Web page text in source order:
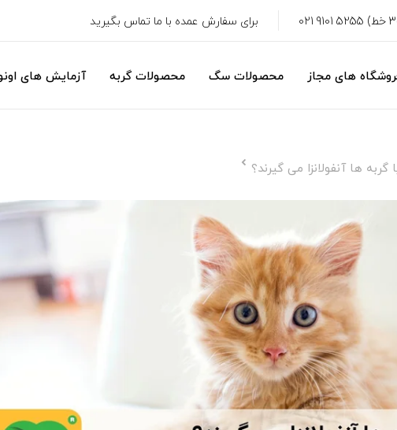
برای سفارش عمده با ما تماس بگیرید
های مجاز محصولات سگ محصولات گربه آزمایش های
گربه ها آنفولانزا می گیرند؟